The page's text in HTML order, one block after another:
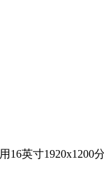
英寸1920x1200